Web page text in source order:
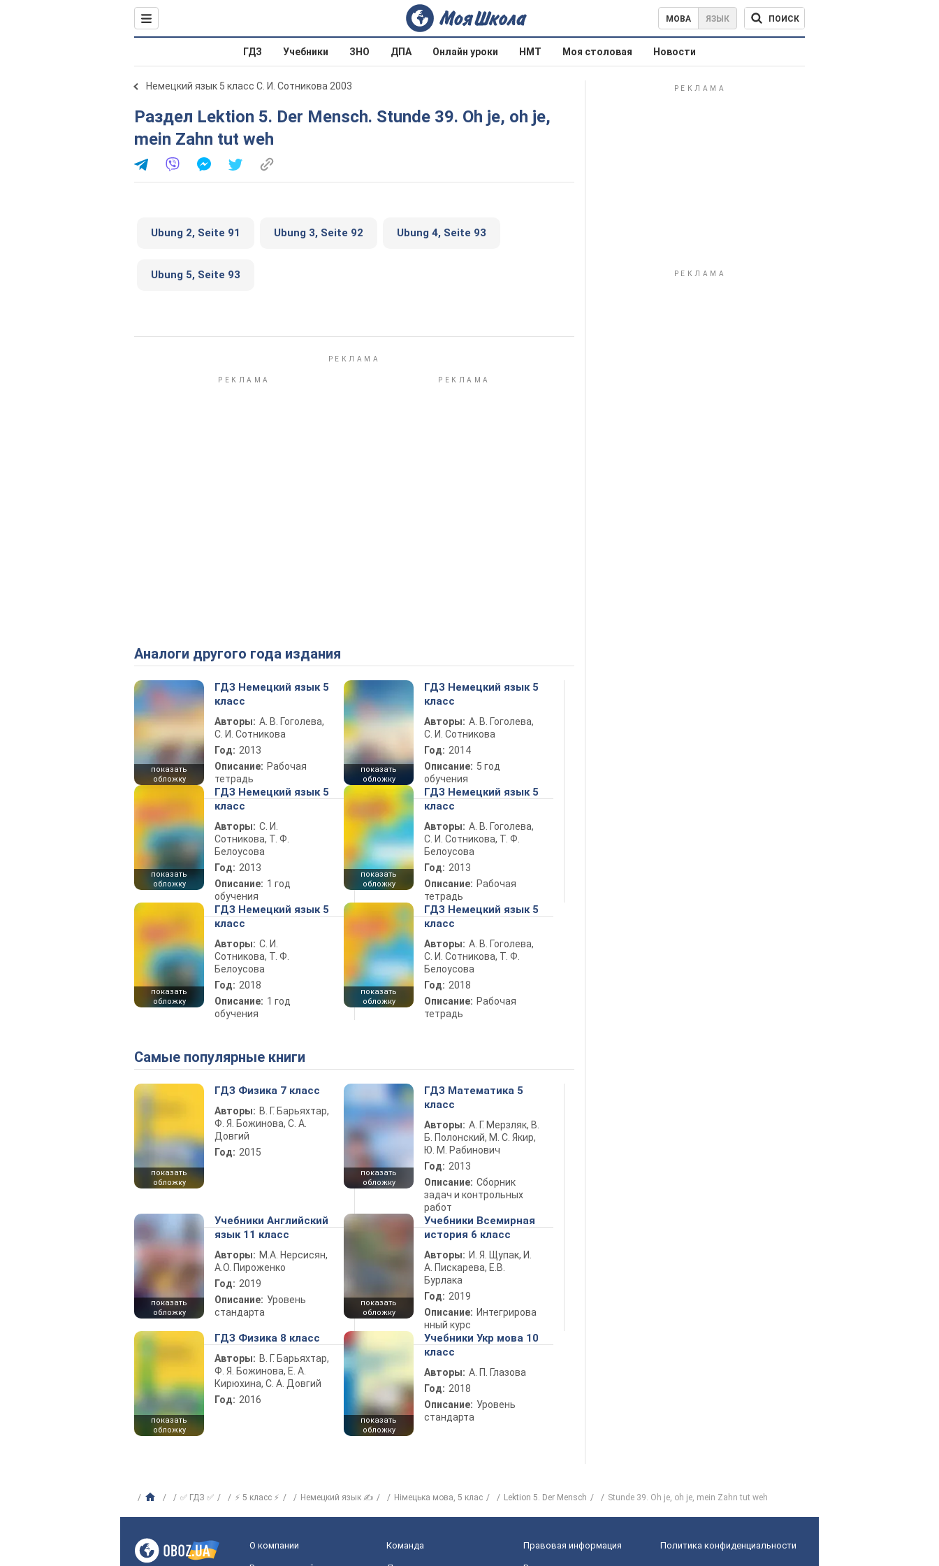
МОВА ЯЗЫК ПОИСК
ГДЗ Учебники ЗНО ДПА Онлайн уроки НМТ Моя столовая Новости
Немецкий язык 5 класс С. И. Сотникова 2003
Раздел Lektion 5. Der Mensch. Stunde 39. Oh je, oh je,
mein Zahn tut weh
Ubung 2, Seite 91 Ubung 3, Seite 92 Ubung 4, Seite 93
Ubung 5, Seite 93
Аналоги другого года издания
показать
обложку
ГДЗ Немецкий язык 5
класс
Авторы: А. В. Гоголева,
С. И. Сотникова
Год: 2013
Описание: Рабочая
тетрадь
показать
обложку
ГДЗ Немецкий язык 5
класс
Авторы: А. В. Гоголева,
С. И. Сотникова
Год: 2014
Описание: 5 год
обучения
показать
обложку
ГДЗ Немецкий язык 5
класс
Авторы: С. И.
Сотникова, Т. Ф.
Белоусова
Год: 2013
Описание: 1 год
обучения
показать
обложку
ГДЗ Немецкий язык 5
класс
Авторы: А. В. Гоголева,
С. И. Сотникова, Т. Ф.
Белоусова
Год: 2013
Описание: Рабочая
тетрадь
показать
обложку
ГДЗ Немецкий язык 5
класс
Авторы: С. И.
Сотникова, Т. Ф.
Белоусова
Год: 2018
Описание: 1 год
обучения
показать
обложку
ГДЗ Немецкий язык 5
класс
Авторы: А. В. Гоголева,
С. И. Сотникова, Т. Ф.
Белоусова
Год: 2018
Описание: Рабочая
тетрадь
Самые популярные книги
показать
обложку
ГДЗ Физика 7 класс
Авторы: В. Г. Барьяхтар,
Ф. Я. Божинова, С. А.
Довгий
Год: 2015
показать
обложку
ГДЗ Математика 5
класс
Авторы: А. Г. Мерзляк, В.
Б. Полонский, М. С. Якир,
Ю. М. Рабинович
Год: 2013
Описание: Сборник
задач и контрольных
работ
показать
обложку
Учебники Английский
язык 11 класс
Авторы: М.А. Нерсисян,
А.О. Пироженко
Год: 2019
Описание: Уровень
стандарта
показать
обложку
Учебники Всемирная
история 6 класс
Авторы: И. Я. Щупак, И.
А. Пискарева, Е.В.
Бурлака
Год: 2019
Описание: Интегрирова
нный курс
показать
обложку
ГДЗ Физика 8 класс
Авторы: В. Г. Барьяхтар,
Ф. Я. Божинова, Е. А.
Кирюхина, С. А. Довгий
Год: 2016
показать
обложку
Учебники Укр мова 10
класс
Авторы: А. П. Глазова
Год: 2018
Описание: Уровень
стандарта
✅ ГДЗ ✅ ⚡ 5 класс ⚡ Немецкий язык ✍ Нiмецька мова, 5 клас Lektion 5. Der Mensch Stunde 39. Oh je, oh je, mein Zahn tut weh
О компании Команда Правовая информация Политика конфиденциальности